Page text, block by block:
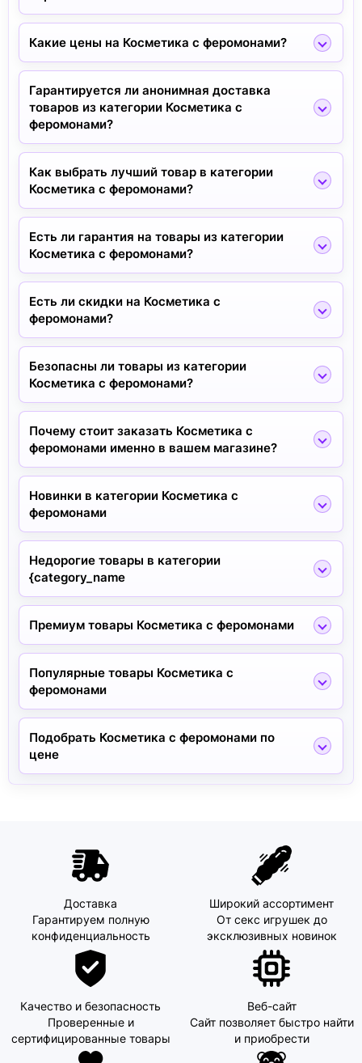
Какие цены на Косметика с феромонами?
Гарантируется ли анонимная доставка
товаров из категории Косметика с
феромонами?
Как выбрать лучший товар в категории
Косметика с феромонами?
Есть ли гарантия на товары из категории
Косметика с феромонами?
Есть ли скидки на Косметика с
феромонами?
Безопасны ли товары из категории
Косметика с феромонами?
Почему стоит заказать Косметика с
феромонами именно в вашем магазине?
Новинки в категории Косметика с
феромонами
Недорогие товары в категории
{category_name
Премиум товары Косметика с феромонами
Популярные товары Косметика с
феромонами
Подобрать Косметика с феромонами по
цене
Доставка
Гарантируем полную
конфиденциальность
Широкий ассортимент
От секс игрушек до
эксклюзивных новинок
Качество и безопасность
Проверенные и
сертифицированные товары
Веб-сайт
Сайт позволяет быстро найти
и приобрести